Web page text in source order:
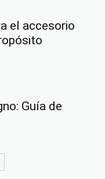
el accesorio
Guía de